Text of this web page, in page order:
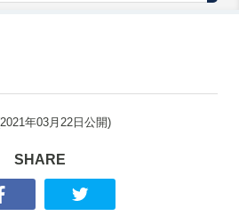
2021年03月22日 公開)
SHARE